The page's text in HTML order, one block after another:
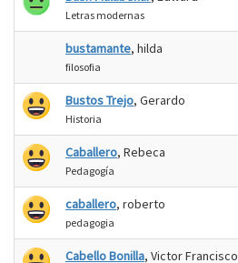
Letras modernas
bustamante, hilda
filosofia
Bustos Trejo, Gerardo
Historia
Caballero, Rebeca
Pedagogía
caballero, roberto
pedagogia
Cabello Bonilla, Victor Francisco